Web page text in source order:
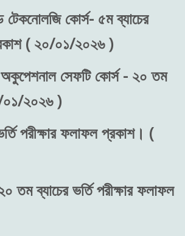
টেকনোলজি কোর্স- ৫ম ব্যাচের
প্রকাশ ( ২০/০১/২০২৬ )
অকুপেশনাল সেফটি কোর্স - ২০ তম
০১/২০২৬ )
পরীক্ষার ফলাফল প্রকাশ। (
তম ব্যাচের ভর্তি পরীক্ষার ফলাফল